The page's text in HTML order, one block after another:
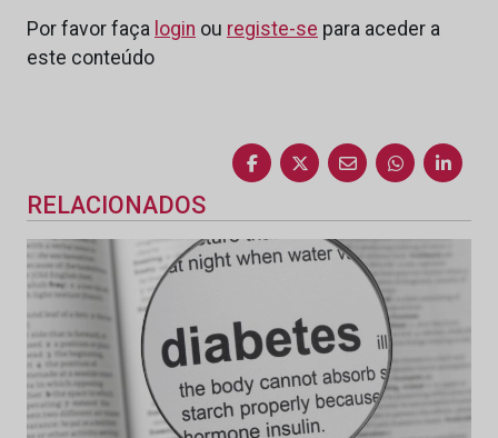
Por favor faça login ou registe-se para aceder a
este conteúdo
RELACIONADOS